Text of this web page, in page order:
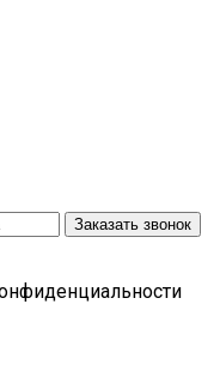
Заказать звонок